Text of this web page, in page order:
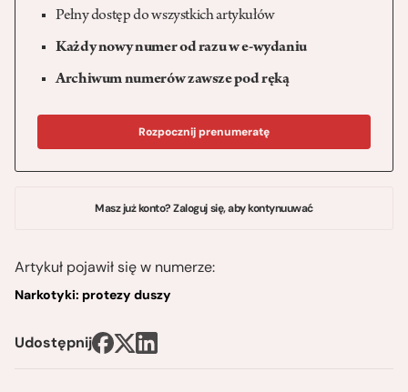
Pełny dostęp do wszystkich artykułów
Każdy nowy numer od razu w e-wydaniu
Archiwum numerów zawsze pod ręką
Rozpocznij prenumeratę
Masz już konto? Zaloguj się, aby kontynuuwać
Artykuł pojawił się w numerze:
Narkotyki: protezy duszy
Udostępnij